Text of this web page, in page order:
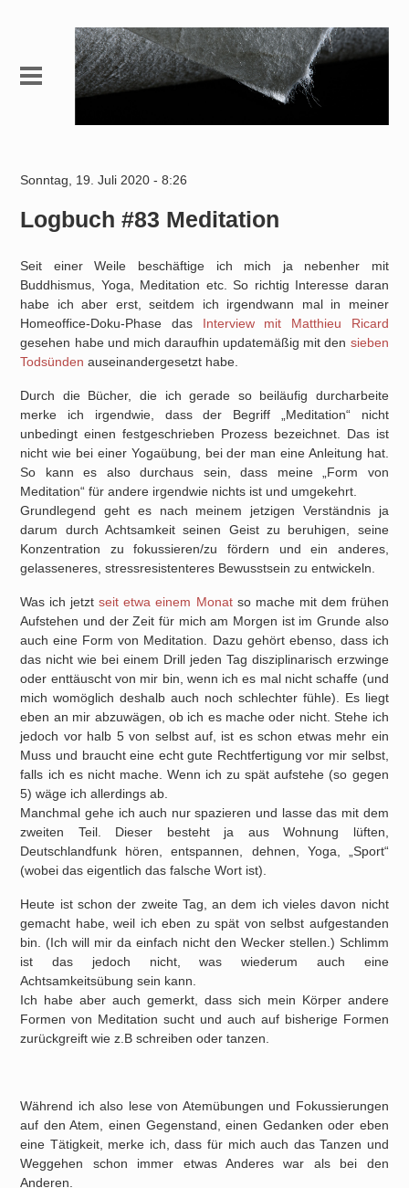
Sonntag, 19. Juli 2020 - 8:26
Logbuch #83 Meditation
Seit einer Weile beschäftige ich mich ja nebenher mit
Buddhismus, Yoga, Meditation etc. So richtig Interesse daran
habe ich aber erst, seitdem ich irgendwann mal in meiner
Homeoffice-Doku-Phase das Interview mit Matthieu Ricard
gesehen habe und mich daraufhin updatemäßig mit den sieben
Todsünden auseinandergesetzt habe.
Durch die Bücher, die ich gerade so beiläufig durcharbeite
merke ich irgendwie, dass der Begriff „Meditation“ nicht
unbedingt einen festgeschrieben Prozess bezeichnet. Das ist
nicht wie bei einer Yogaübung, bei der man eine Anleitung hat.
So kann es also durchaus sein, dass meine „Form von
Meditation“ für andere irgendwie nichts ist und umgekehrt.
Grundlegend geht es nach meinem jetzigen Verständnis ja
darum durch Achtsamkeit seinen Geist zu beruhigen, seine
Konzentration zu fokussieren/zu fördern und ein anderes,
gelasseneres, stressresistenteres Bewusstsein zu entwickeln.
Was ich jetztseit etwa einem Monatso mache mit dem frühen
Aufstehen und der Zeit für mich am Morgen ist im Grunde also
auch eine Form von Meditation. Dazu gehört ebenso, dass ich
das nicht wie bei einem Drill jeden Tag disziplinarisch erzwinge
oder enttäuscht von mir bin, wenn ich es mal nicht schaffe (und
mich womöglich deshalb auch noch schlechter fühle). Es liegt
eben an mir abzuwägen, ob ich es mache oder nicht. Stehe ich
jedoch vor halb 5 von selbst auf, ist es schon etwas mehr ein
Muss und braucht eine echt gute Rechtfertigung vor mir selbst,
falls ich es nicht mache. Wenn ich zu spät aufstehe (so gegen
5) wäge ich allerdings ab.
Manchmal gehe ich auch nur spazieren und lasse das mit dem
zweiten Teil. Dieser besteht ja aus Wohnung lüften,
Deutschlandfunk hören, entspannen, dehnen, Yoga, „Sport“
(wobei das eigentlich das falsche Wort ist).
Heute ist schon der zweite Tag, an dem ich vieles davon nicht
gemacht habe, weil ich eben zu spät von selbst aufgestanden
bin. (Ich will mir da einfach nicht den Wecker stellen.) Schlimm
ist das jedoch nicht, was wiederum auch eine
Achtsamkeitsübung sein kann.
Ich habe aber auch gemerkt, dass sich mein Körper andere
Formen von Meditation sucht und auch auf bisherige Formen
zurückgreift wie z.B schreiben oder tanzen.
Während ich also lese von Atemübungen und Fokussierungen
auf den Atem, einen Gegenstand, einen Gedanken oder eben
eine Tätigkeit, merke ich, dass für mich auch das Tanzen und
Weggehen schon immer etwas Anderes war als bei den
Anderen.